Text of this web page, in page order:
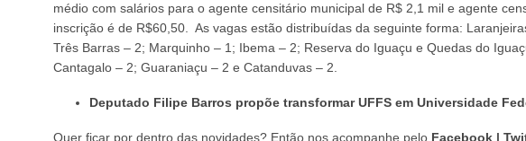
médio com salários para o agente censitário municipal de R$ 2,1 mil e agente
inscrição é de R$60,50. As vagas estão distribuídas da seguinte forma:
Três Barras – 2; Marquinho – 1; Ibema – 2; Reserva do Iguaçu e Quedas do
Cantagalo – 2; Guaraniaçu – 2 e Catanduvas – 2.
Deputado Filipe Barros propõe transformar UFFS em Universidade
Quer ficar por dentro das novidades? Então nos acompanhe pelo Facebook |